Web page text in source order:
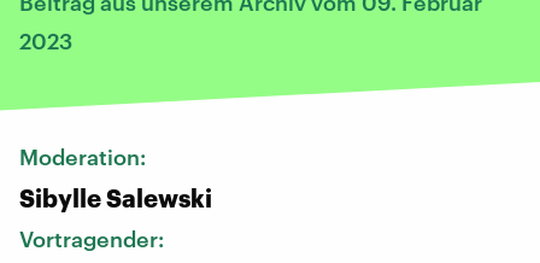
2023
Moderation:
Sibylle Salewski
Vortragender: